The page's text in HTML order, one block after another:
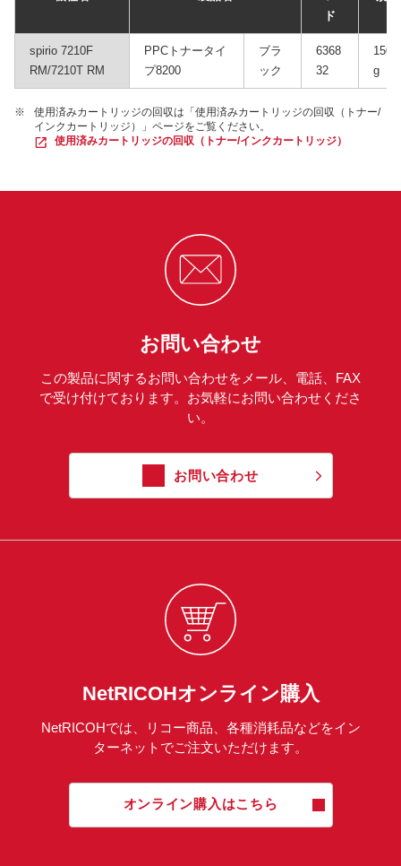
ド
spirio 7210F
RM/7210T RM
PPCトナータイ
プ8200
ブラ
ック
6368
32
1500
g
※
使用済みカートリッジの回収は「使用済みカートリッジの回収（トナー/
インクカートリッジ）」ページをご覧ください。
使用済みカートリッジの回収（トナー/インクカートリッジ）
お問い合わせ
この製品に関するお問い合わせをメール、電話、FAX
で受け付けております。お気軽にお問い合わせくださ
い。
お問い合わせ
NetRICOHオンライン購入
NetRICOHでは、リコー商品、各種消耗品などをイン
ターネットでご注文いただけます。
オンライン購入はこちら